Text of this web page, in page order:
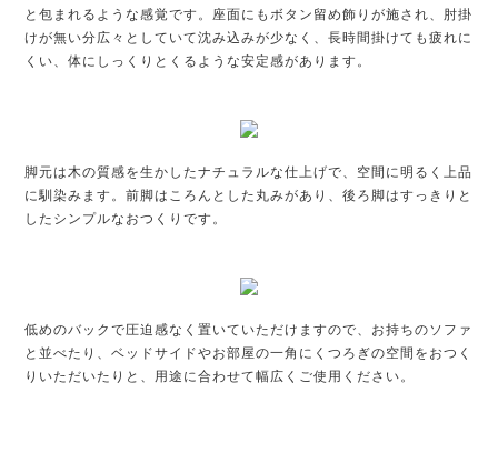
と包まれるような感覚です。座面にもボタン留め飾りが施され、肘掛
けが無い分広々としていて沈み込みが少なく、長時間掛けても疲れに
くい、体にしっくりとくるような安定感があります。
脚元は木の質感を生かしたナチュラルな仕上げで、空間に明るく上品
に馴染みます。前脚はころんとした丸みがあり、後ろ脚はすっきりと
したシンプルなおつくりです。
低めのバックで圧迫感なく置いていただけますので、お持ちのソファ
と並べたり、ベッドサイドやお部屋の一角にくつろぎの空間をおつく
りいただいたりと、用途に合わせて幅広くご使用ください。